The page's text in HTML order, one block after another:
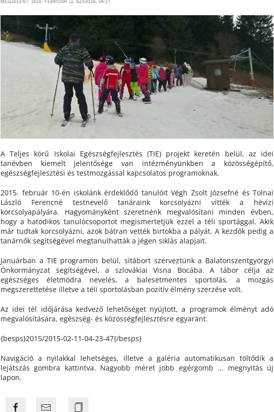
A Teljes körű Iskolai Egészségfejlesztés (TIE) projekt keretén belül, az idei
tanévben kiemelt jelentősége van intézményünkben a közösségépítő,
egészségfejlesztési és testmozgással kapcsolatos programoknak.
2015. február 10-én iskolánk érdeklődő tanulóit Végh Zsolt Józsefné és Tolnai
László Ferencné testnevelő tanáraink korcsolyázni vitték a hévízi
korcsolyapályára. Hagyományként szeretnénk megvalósítani minden évben,
hogy a hatodikos tanulócsoportot megismertetjük ezzel a téli sportággal. Akik
már tudtak korcsolyázni, azok bátran vették birtokba a pályát. A kezdők pedig a
tanárnők segítségével megtanulhatták a jégen siklás alapjait.
Januárban a TIE programon belül, sítábort szerveztünk a Balatonszentgyörgyi
Önkormányzat segítségével, a szlovákiai Visna Bocába. A tábor célja az
egészséges életmódra nevelés, a balesetmentes sportolás, a mozgás
megszerettetése illetve a téli sportolásban pozitív élmény szerzése volt.
Az idei tél időjárása kedvező lehetőséget nyújtott, a programok élményt adó
megvalósítására, egészség- és közösségfejlesztésre egyaránt.
{besps}2015/2015-02-11-04-23-47{/besps}
Navigáció a nyilakkal lehetséges, illetve a galéria automatikusan töltődik a
lejátszás gombra kattintva. Nagyobb méret jobb egérgomb ... megnyitás új
lapon.